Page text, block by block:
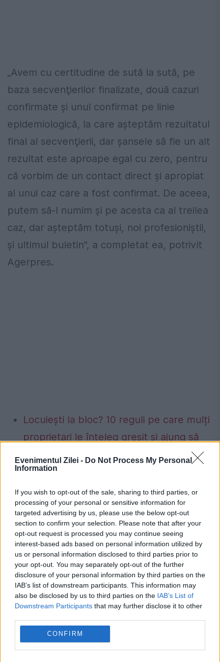
Evenimentul Zilei - Do Not Process My Personal
Information
If you wish to opt-out of the sale, sharing to third parties, or
processing of your personal or sensitive information for
targeted advertising by us, please use the below opt-out
section to confirm your selection. Please note that after your
opt-out request is processed you may continue seeing
interest-based ads based on personal information utilized by
us or personal information disclosed to third parties prior to
your opt-out. You may separately opt-out of the further
disclosure of your personal information by third parties on the
IAB’s list of downstream participants. This information may
also be disclosed by us to third parties on the IAB’s List of
Downstream Participants that may further disclose it to other
CONFIRM
„Avem cu certitudine de sută la sută, pe
baza secvenţierilor finalizate, două cazuri
confirmate şi unul confirmat pe linie
epidemiologică, la care aşteptăm rezultatul
final al secvenţierii, dar şansele să fie un alt
rezultat este aproape egal cu zero, pentru
că vorbim de un contact direct şi apropiat
al unui caz care a fost confirmat. De aceea,
putem să-l numim şi pe acesta ca al treilea
caz, dar aşteptăm totuşi, noi profesioniştii,
şi ultimul buletin", a completat ea, potrivit
Agerpres.
Locuiești la bloc? 10 reguli pe care mulți
proprietari le înțeleg greșit și ajung să
plătească mai mult.Ce spune legea
Concediu 2026. Dreptul pe care mulți
salariați nu îl cunosc. Când se pot pierde
zilele de concediu și când nu
CNSCBT Omicron